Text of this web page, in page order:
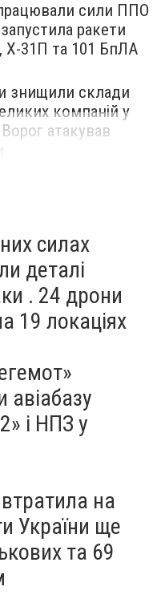
сили ППО
ракети
Х-31П та 101 БпЛА
знищили склади
компаній у
атакував
силах
деталі
. 24 дрони
19 локаціях
авіабазу
і НПЗ у
на
України ще
та 69